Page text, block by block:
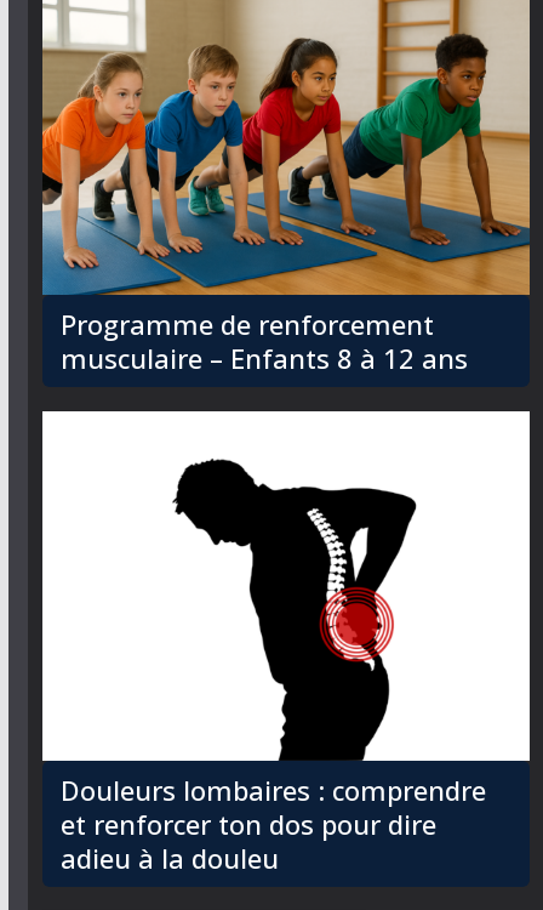
Programme de renforcement
musculaire – Enfants 8 à 12 ans
Douleurs lombaires : comprendre
et renforcer ton dos pour dire
adieu à la douleu